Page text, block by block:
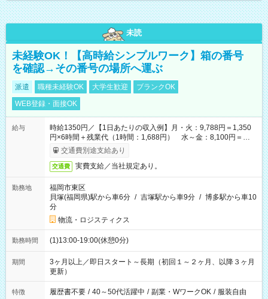
未読
未経験OK！【高時給シンプルワーク】箱の番号
を確認→その番号の場所へ運ぶ
派遣 職種未経験OK 大学生歓迎
ブランクOK
WEB登録・面接OK
給与
時給1350円／【1日あたりの収入例】月・火：9,788円＝1,350
円×6時間＋残業代（1時間：1,688円） 水～金：8,100円＝
1,350円×6時間
交通費別途支給あり
交通費 実費支給／当社規定あり。
勤務地
福岡市東区
貝塚(福岡県)駅から車6分 / 吉塚駅から車9分 / 博多駅から車10
分
物流・ロジスティクス
勤務時間 (1)13:00-19:00(休憩0分)
期間
3ヶ月以上／即日スタート～長期（初回１～２ヶ月、以降３ヶ月
更新）
特徴 履歴書不要 / 40～50代活躍中 / 副業・WワークOK / 服装自由